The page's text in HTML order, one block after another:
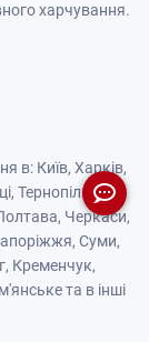
харчування.
в: Київ, Харків,
, Тернопіль
Черкаси,
Суми,
, Кременчук,
та в інші